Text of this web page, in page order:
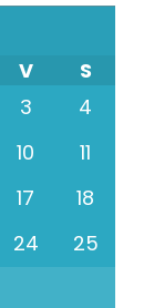
V
S
3
4
10
11
17
18
24
25